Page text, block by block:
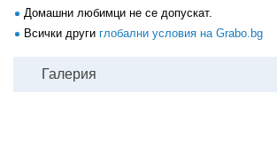
Домашни любимци не се допускат.
Всички други глобални условия на Grabo.bg
Галерия